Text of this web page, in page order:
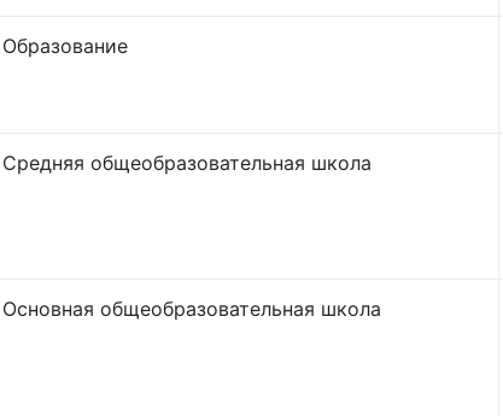
Образование
Средняя общеобразовательная школа
Основная общеобразовательная школа